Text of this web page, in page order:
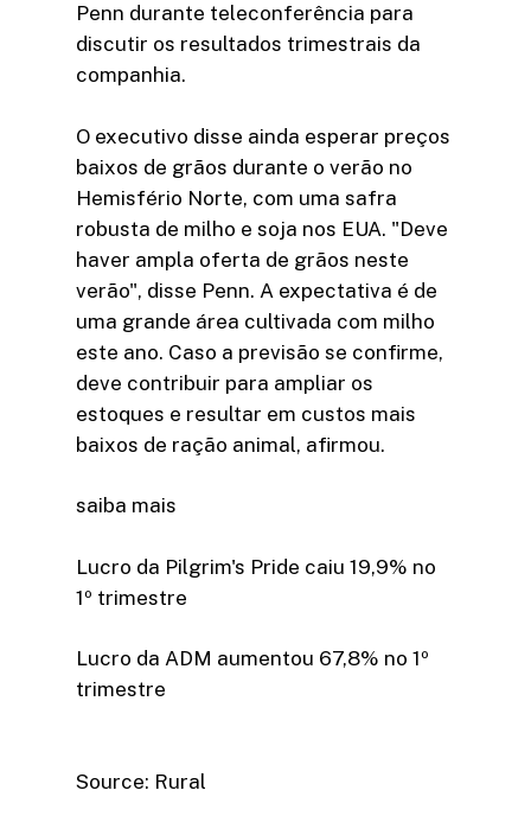
Penn durante teleconferência para
discutir os resultados trimestrais da
companhia.
O executivo disse ainda esperar preços
baixos de grãos durante o verão no
Hemisfério Norte, com uma safra
robusta de milho e soja nos EUA. "Deve
haver ampla oferta de grãos neste
verão", disse Penn. A expectativa é de
uma grande área cultivada com milho
este ano. Caso a previsão se confirme,
deve contribuir para ampliar os
estoques e resultar em custos mais
baixos de ração animal, afirmou.
saiba mais
Lucro da Pilgrim's Pride caiu 19,9% no
1º trimestre
Lucro da ADM aumentou 67,8% no 1º
trimestre
Source: Rural